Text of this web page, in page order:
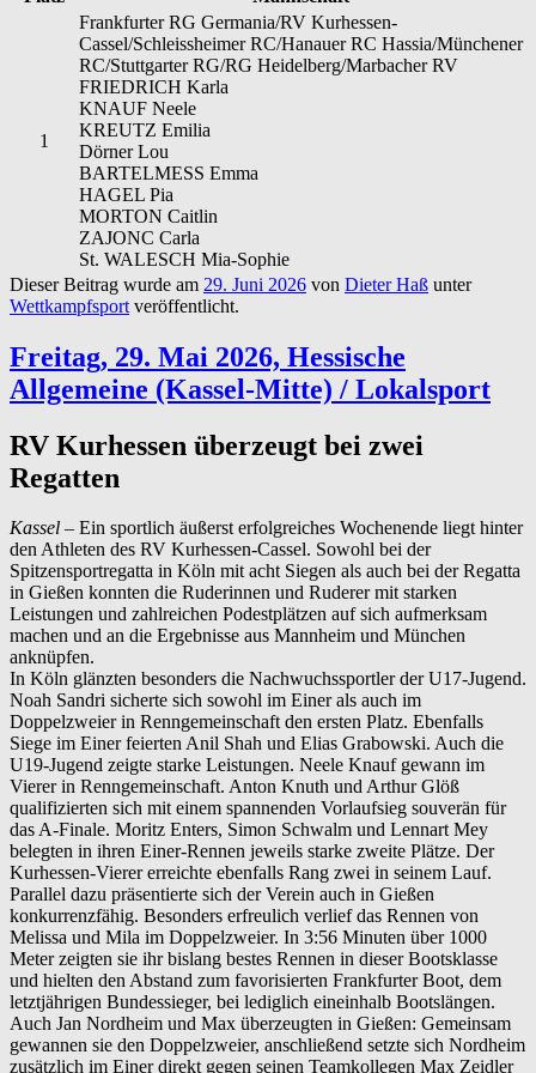
1
Frankfurter RG Germania/RV Kurhessen-
Cassel/Schleissheimer RC/Hanauer RC Hassia/Münchener
RC/Stuttgarter RG/RG Heidelberg/Marbacher RV
FRIEDRICH Karla
KNAUF Neele
KREUTZ Emilia
Dörner Lou
BARTELMESS Emma
HAGEL Pia
MORTON Caitlin
ZAJONC Carla
St. WALESCH Mia-Sophie
Dieser Beitrag wurde am 29. Juni 2026 von Dieter Haß unter
Wettkampfsport veröffentlicht.
Freitag, 29. Mai 2026, Hessische
Allgemeine (Kassel-Mitte) / Lokalsport
RV Kurhessen überzeugt bei zwei
Regatten
Kassel – Ein sportlich äußerst erfolgreiches Wochenende liegt hinter
den Athleten des RV Kurhessen-Cassel. Sowohl bei der
Spitzensportregatta in Köln mit acht Siegen als auch bei der Regatta
in Gießen konnten die Ruderinnen und Ruderer mit starken
Leistungen und zahlreichen Podestplätzen auf sich aufmerksam
machen und an die Ergebnisse aus Mannheim und München
anknüpfen.
In Köln glänzten besonders die Nachwuchssportler der U17-Jugend.
Noah Sandri sicherte sich sowohl im Einer als auch im
Doppelzweier in Renngemeinschaft den ersten Platz. Ebenfalls
Siege im Einer feierten Anil Shah und Elias Grabowski. Auch die
U19-Jugend zeigte starke Leistungen. Neele Knauf gewann im
Vierer in Renngemeinschaft. Anton Knuth und Arthur Glöß
qualifizierten sich mit einem spannenden Vorlaufsieg souverän für
das A-Finale. Moritz Enters, Simon Schwalm und Lennart Mey
belegten in ihren Einer-Rennen jeweils starke zweite Plätze. Der
Kurhessen-Vierer erreichte ebenfalls Rang zwei in seinem Lauf.
Parallel dazu präsentierte sich der Verein auch in Gießen
konkurrenzfähig. Besonders erfreulich verlief das Rennen von
Melissa und Mila im Doppelzweier. In 3:56 Minuten über 1000
Meter zeigten sie ihr bislang bestes Rennen in dieser Bootsklasse
und hielten den Abstand zum favorisierten Frankfurter Boot, dem
letztjährigen Bundessieger, bei lediglich eineinhalb Bootslängen.
Auch Jan Nordheim und Max überzeugten in Gießen: Gemeinsam
gewannen sie den Doppelzweier, anschließend setzte sich Nordheim
zusätzlich im Einer direkt gegen seinen Teamkollegen Max Zeidler